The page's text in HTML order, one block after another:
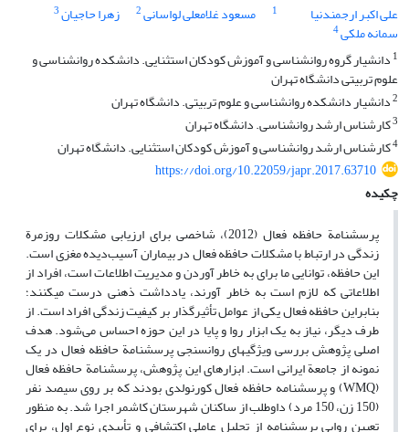
علی اکبر ارجمندنیا
1 مسعود غلامعلی لواسانی2 زهرا حاجیان3
سمانه ملکی4
1 دانشیار گروه روانشناسی و آموزش کودکان استثنایی. دانشکده روانشناسی و
علوم تربیتی دانشگاه تهران
2دانشیار دانشکده روانشناسی و علوم تربیتی. دانشگاه تهران
3کارشناس ارشد روانشناسی. دانشگاه تهران
4کارشناس ارشد روانشناسی و آموزش کودکان استثنایی. دانشگاه تهران
https://doi.org/10.22059/japr.2017.63710
چکیده
پرسشنامة حافظه فعال (2012)، شاخصی برای ارزیابی مشکلات روزمرة
زندگی در ارتباط با مشکلات حافظه فعال در بیماران آسیب‌دیده مغزی است.
این حافظه، توانایی ما برای به‌ خاطر آوردن و مدیریت اطلاعات است، افراد از
اطلاعاتی که لازم است به خاطر آورند، یادداشت ذهنی درست می­کنند؛
بنابراین حافظه فعال یکی از عوامل تأثیرگذار بر کیفیت زندگی افراد است. از
طرف دیگر، نیاز به یک ابزار روا و پایا در این حوزه احساس می‌شود. هدف
اصلی پژوهش بررسی ویژگی­های روانسنجی پرسشنامة حافظه فعال در یک
نمونه از جامعة­ ایرانی است. ابزارهای این پژوهش، پرسشنامة حافظه فعال
(WMQ) و پرسشنامه حافظه فعال کورنولدی بودند که بر روی سیصد نفر
(150 زن، 150 مرد) داوطلب از ساکنان شهرستان کاشمر اجرا شد. به ‌منظور
تعیین روایی پرسشنامه از تحلیل عاملی اکتشافی و تأییدی نوع اول، برای